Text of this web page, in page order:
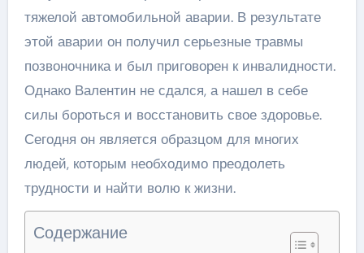
тяжелой автомобильной аварии. В результате
этой аварии он получил серьезные травмы
позвоночника и был приговорен к инвалидности.
Однако Валентин не сдался, а нашел в себе
силы бороться и восстановить свое здоровье.
Сегодня он является образцом для многих
людей, которым необходимо преодолеть
трудности и найти волю к жизни.
Содержание